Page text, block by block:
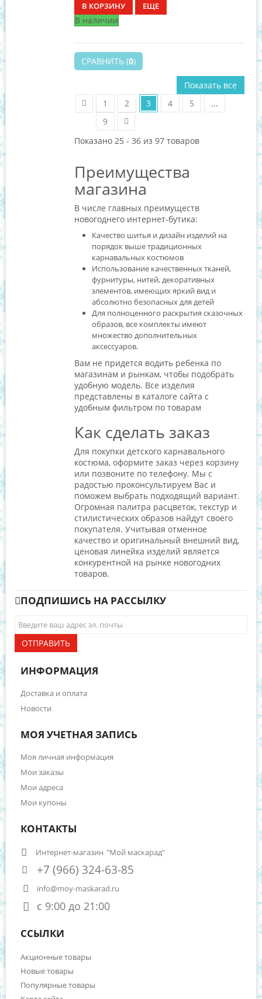
В КОРЗИНУ ЕЩЕ
В наличии
СРАВНИТЬ (0)
Показать все
1
2 3 4 5
...
9
Показано 25 - 36 из 97 товаров
Преимущества
магазина
В числе главных преимуществ
новогоднего интернет-бутика:
Качество шитья и дизайн изделий на
порядок выше традиционных
карнавальных костюмов
Использование качественных тканей,
фурнитуры, нитей, декоративных
элементов, имеющих яркий вид и
абсолютно безопасных для детей
Для полноценного раскрытия сказочных
образов, все комплекты имеют
множество дополнительных
аксессуаров.
Вам не придется водить ребенка по
магазинам и рынкам, чтобы подобрать
удобную модель. Все изделия
представлены в каталоге сайта с
удобным фильтром по товарам
Как сделать заказ
Для покупки детского карнавального
костюма, оформите заказ через корзину
или позвоните по телефону. Мы с
радостью проконсультируем Вас и
поможем выбрать подходящий вариант.
Огромная палитра расцветок, текстур и
стилистических образов найдут своего
покупателя. Учитывая отменное
качество и оригинальный внешний вид,
ценовая линейка изделий является
конкурентной на рынке новогодних
товаров.
ПОДПИШИСЬ НА РАССЫЛКУ
ОТПРАВИТЬ
ИНФОРМАЦИЯ
Доставка и оплата
Новости
МОЯ УЧЕТНАЯ ЗАПИСЬ
Моя личная информация
Мои заказы
Мои адреса
Мои купоны
КОНТАКТЫ
Интернет-магазин "Мой маскарад"
+7 (966) 324-63-85
info@moy-maskarad.ru
с 9:00 до 21:00
ССЫЛКИ
Акционные товары
Новые товары
Популярные товары